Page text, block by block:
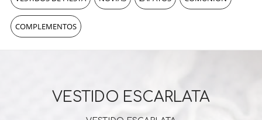
COMPLEMENTOS
VESTIDO ESCARLATA